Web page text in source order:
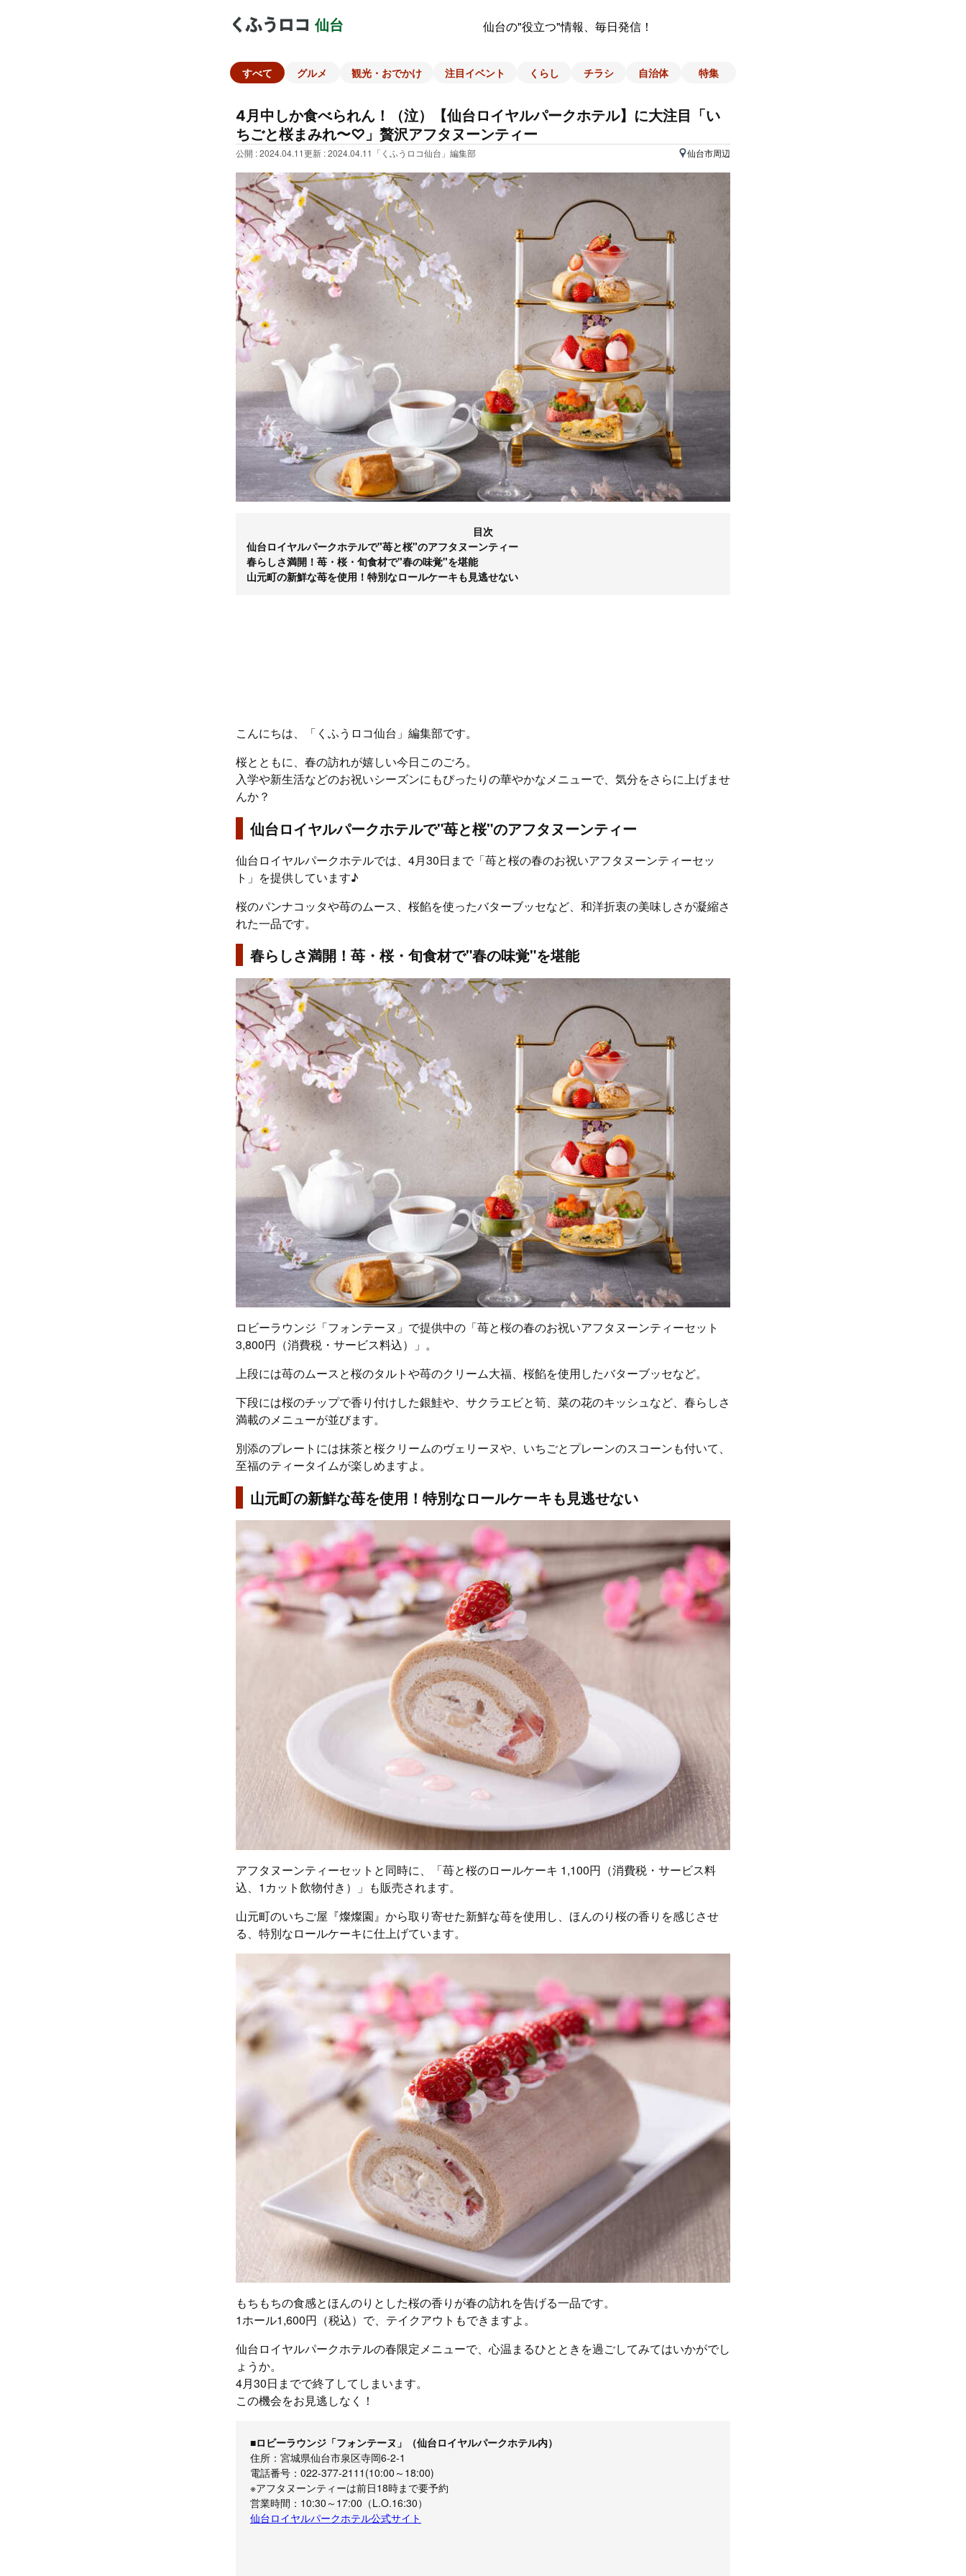
仙台 仙台の"役立つ"情報、毎日発信！
すべて グルメ 観光・おでかけ 注目イベント くらし チラシ 自治体 特集
4月中しか食べられん！（泣）【仙台ロイヤルパークホテル】に大注目「い
ちごと桜まみれ〜♡」贅沢アフタヌーンティー
公開 : 2024.04.11更新 : 2024.04.11 「くふうロコ仙台」編集部 仙台市周辺
目次
仙台ロイヤルパークホテルで"苺と桜"のアフタヌーンティー
春らしさ満開！苺・桜・旬食材で"春の味覚"を堪能
山元町の新鮮な苺を使用！特別なロールケーキも見逃せない
こんにちは、「くふうロコ仙台」編集部です。
桜とともに、春の訪れが嬉しい今日このごろ。
入学や新生活などのお祝いシーズンにもぴったりの華やかなメニューで、気分をさらに上げませ
んか？
仙台ロイヤルパークホテルで"苺と桜"のアフタヌーンティー
仙台ロイヤルパークホテルでは、4月30日まで「苺と桜の春のお祝いアフタヌーンティーセッ
ト」を提供しています♪
桜のパンナコッタや苺のムース、桜餡を使ったバターブッセなど、和洋折衷の美味しさが凝縮さ
れた一品です。
春らしさ満開！苺・桜・旬食材で"春の味覚"を堪能
ロビーラウンジ「フォンテーヌ」で提供中の「苺と桜の春のお祝いアフタヌーンティーセット
3,800円（消費税・サービス料込）」。
上段には苺のムースと桜のタルトや苺のクリーム大福、桜餡を使用したバターブッセなど。
下段には桜のチップで香り付けした銀鮭や、サクラエビと筍、菜の花のキッシュなど、春らしさ
満載のメニューが並びます。
別添のプレートには抹茶と桜クリームのヴェリーヌや、いちごとプレーンのスコーンも付いて、
至福のティータイムが楽しめますよ。
山元町の新鮮な苺を使用！特別なロールケーキも見逃せない
アフタヌーンティーセットと同時に、「苺と桜のロールケーキ 1,100円（消費税・サービス料
込、1カット飲物付き）」も販売されます。
山元町のいちご屋『燦燦園』から取り寄せた新鮮な苺を使用し、ほんのり桜の香りを感じさせ
る、特別なロールケーキに仕上げています。
もちもちの食感とほんのりとした桜の香りが春の訪れを告げる一品です。
1ホール1,600円（税込）で、テイクアウトもできますよ。
仙台ロイヤルパークホテルの春限定メニューで、心温まるひとときを過ごしてみてはいかがでし
ょうか。
4月30日までで終了してしまいます。
この機会をお見逃しなく！
■ロビーラウンジ「フォンテーヌ」（仙台ロイヤルパークホテル内）
住所：宮城県仙台市泉区寺岡6-2-1
電話番号：022-377-2111(10:00～18:00)
※アフタヌーンティーは前日18時まで要予約
営業時間：10:30～17:00（L.O.16:30）
仙台ロイヤルパークホテル公式サイト